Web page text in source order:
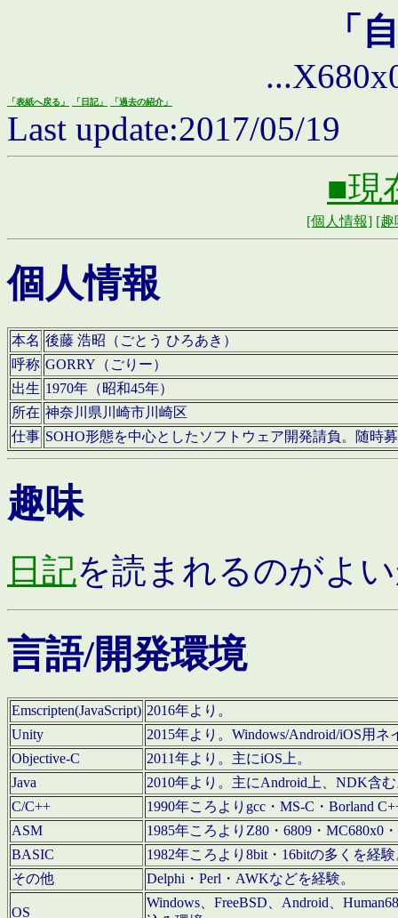
「
「表紙へ戻る」 「日記」 「過去の紹介」
Last update:2017/05/19
■現
[個人情報] [趣
個人情報
本名 後藤 浩昭（ごとう ひろあき）
呼称 GORRY（ごりー）
出生 1970年（昭和45年）
所在 神奈川県川崎市川崎区
仕事 SOHO形態を中心としたソフトウェア開発請負。随時
趣味
日記を読まれるのがよ
言語/開発環境
Emscripten(JavaScript) 2016年より。
Unity
2015年より。Windows/Android/iOS用
Objective-C
2011年より。主にiOS上。
Java
2010年より。主にAndroid上、NDK含
C/C++
1990年ころよりgcc・MS-C・Borland
ASM
1985年ころよりZ80・6809・MC680x0
BASIC
1982年ころより8bit・16bitの多くを経
その他
Delphi・Perl・AWKなどを経験。
OS
Windows、FreeBSD、Android、